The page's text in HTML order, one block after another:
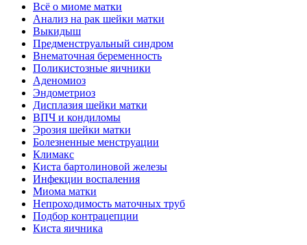
Всё о миоме матки
Анализ на рак шейки матки
Выкидыш
Предменструальный синдром
Внематочная беременность
Поликистозные яичники
Аденомиоз
Эндометриоз
Дисплазия шейки матки
ВПЧ и кондиломы
Эрозия шейки матки
Болезненные менструации
Климакс
Киста бартолиновой железы
Инфекции воспаления
Миома матки
Непроходимость маточных труб
Подбор контрацепции
Киста яичника